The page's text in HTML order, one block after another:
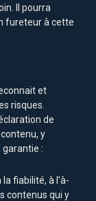
Il pourra
fureteur à cette
et
risques.
de
y
:
fiabilité, à l’à-
contenus qui y